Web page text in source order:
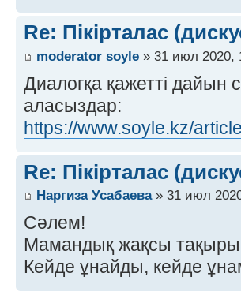
Re: Пікірталас
moderator soyle » 31 июл 2020,
Диалогқа қажетті дайын
аласыздар:
https://www.soyle.kz/
Re: Пікірталас
Наргиза Усабаева» 31 июл
Сәлем!
Мамандық жақсы
Кейде ұнайды, кейде